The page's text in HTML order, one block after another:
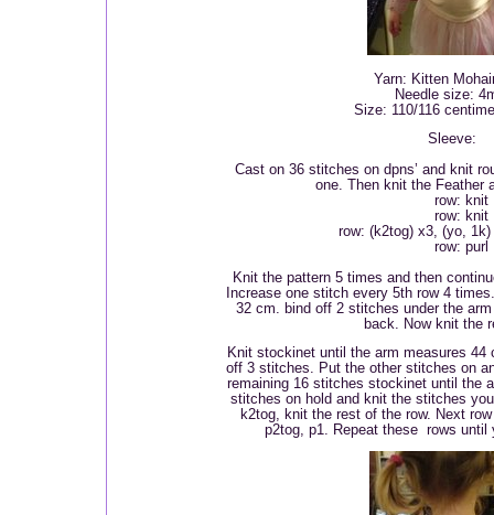
Yarn: Kitten
Needle size:
Size: 110/116
Sleeve:
Cast on 36 stitches on dpns’ and knit
one. Then knit the Feather
row: knit
row: knit
row: (k2tog) x3, (yo, 1k)
row: purl
Knit the pattern 5 times and then
Increase one stitch every 5th row 4
32 cm. bind off 2 stitches under the
back. Now knit the
Knit stockinet until the arm measures
off 3 stitches. Put the other stitches on
remaining 16 stitches stockinet until the
stitches on hold and knit the stitches
k2tog, knit the rest of the row. Next
p2tog, p1. Repeat these rows until